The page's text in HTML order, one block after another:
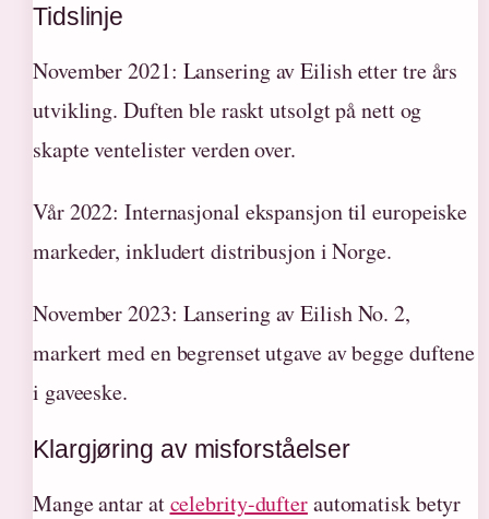
Tidslinje
November 2021: Lansering av Eilish etter tre års
utvikling. Duften ble raskt utsolgt på nett og
skapte ventelister verden over.
Vår 2022: Internasjonal ekspansjon til europeiske
markeder, inkludert distribusjon i Norge.
November 2023: Lansering av Eilish No. 2,
markert med en begrenset utgave av begge duftene
i gaveeske.
Klargjøring av misforståelser
Mange antar atcelebrity-dufterautomatisk betyr